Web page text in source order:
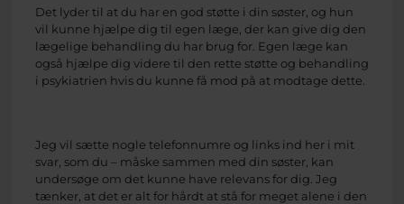
Det lyder til at du har en god støtte i din søster, og hun
vil kunne hjælpe dig til egen læge, der kan give dig den
lægelige behandling du har brug for. Egen læge kan
også hjælpe dig videre til den rette støtte og behandling
i psykiatrien hvis du kunne få mod på at modtage dette.
Jeg vil sætte nogle telefonnumre og links ind her i mit
svar, som du – måske sammen med din søster, kan
undersøge om det kunne have relevans for dig. Jeg
tænker, at det er alt for hårdt at stå for meget alene i den